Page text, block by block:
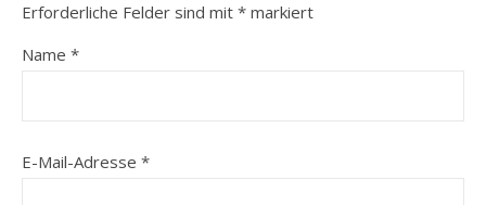
Erforderliche Felder sind mit * markiert
Name *
E-Mail-Adresse *